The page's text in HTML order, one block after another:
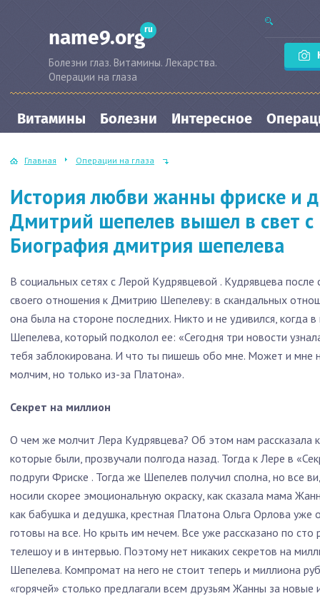
name9.orgru
Болезни глаз. Витамины. Лекарства.
Операции на глаза
Витамины Болезни Интересное
Главная Операции на глаза
История любви жанны фриске и
Дмитрий шепелев вышел в свет
Биография дмитрия шепелева
В социальных сетях с Лерой Кудрявцевой . Кудрявцева
своего отношения к Дмитрию Шепелеву: в скандальных
она была на стороне последних. Никто и не удивился, когда
Шепелева, который подколол ее: «Сегодня три новости
тебя заблокирована. И что ты пишешь обо мне. Может и мне
молчим, но только из-за Платона».
Секрет на миллион
О чем же молчит Лера Кудрявцева? Об этом нам рассказала
которые были, прозвучали полгода назад. Тогда к Лере в
подруги Фриске . Тогда же Шепелев получил сполна, но все
носили скорее эмоциональную окраску, как сказала мама
как бабушка и дедушка, крестная Платона Ольга Орлова уже
готовы на все. Но крыть им нечем. Все уже рассказано по сто
телешоу и в интервью. Поэтому нет никаких секретов на
Шепелева. Компромат на него не стоит теперь и миллиона
«горячей» столько предлагали всем друзьям Жанны за